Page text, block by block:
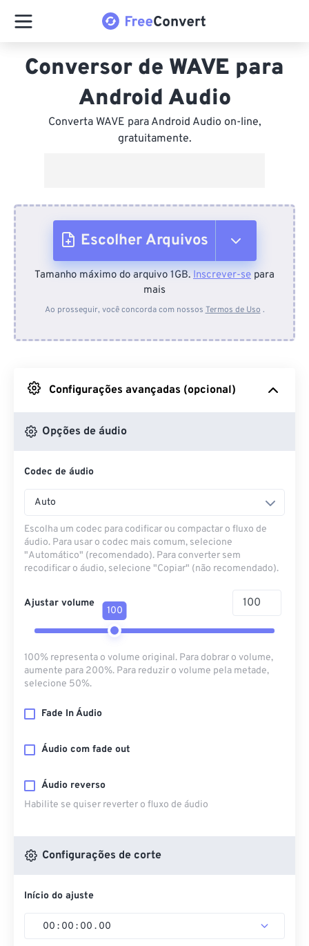
Conversor de WAVE para
Android Audio
Converta WAVE para Android Audio on-line,
gratuitamente.
Escolher Arquivos
Do dispositivo
Do Google Drive
Do OneDrive
Tamanho máximo do arquivo 1GB. Inscrever-se para
mais
Ao prosseguir, você concorda com nossos Termos de Uso .
Configurações avançadas (opcional)
Opções de áudio
Codec de áudio
Auto
Escolha um codec para codificar ou compactar o fluxo de
áudio. Para usar o codec mais comum, selecione
"Automático" (recomendado). Para converter sem
recodificar o áudio, selecione "Copiar" (não recomendado).
Ajustar volume
100
100% representa o volume original. Para dobrar o volume,
aumente para 200%. Para reduzir o volume pela metade,
selecione 50%.
Fade In Áudio
Áudio com fade out
Áudio reverso
Habilite se quiser reverter o fluxo de áudio
Configurações de corte
Início do ajuste
00 : 00 : 00 . 00